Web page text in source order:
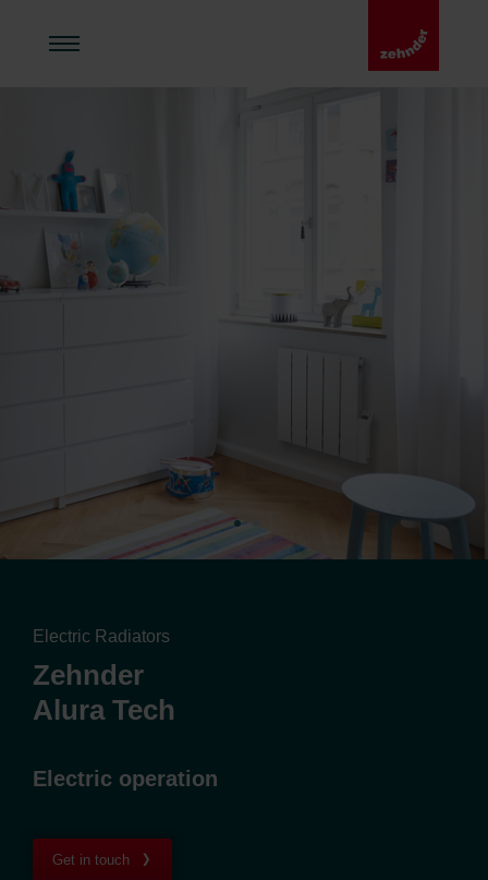
Electric Radiators
Zehnder
Alura Tech
Electric operation
Get in touch